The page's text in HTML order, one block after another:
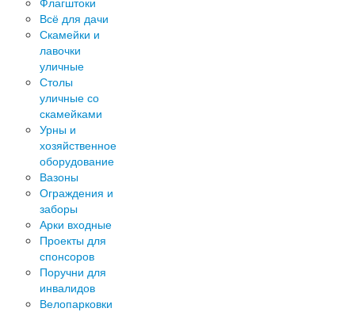
Всё для дачи
Скамейки и
лавочки
уличные
Столы
уличные со
скамейками
Урны и
хозяйственное
оборудование
Вазоны
Ограждения и
заборы
Арки входные
Проекты для
спонсоров
Поручни для
инвалидов
Велопарковки